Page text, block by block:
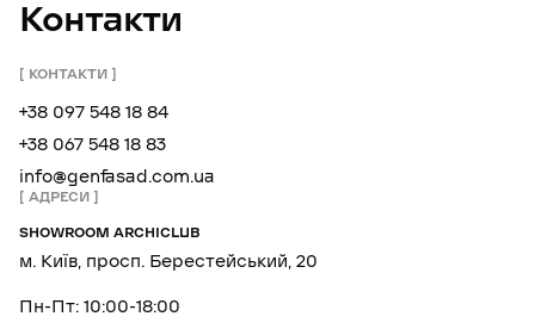
Контакти
КОНТАКТИ
+38 097 548 18 84
+38 067 548 18 83
info@genfasad.com.ua
АДРЕСИ
SHOWROOM ARCHICLUB
м. Київ, просп. Берестейський, 20
Пн-Пт: 10:00-18:00